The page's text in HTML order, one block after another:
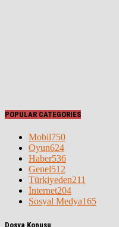
POPULAR CATEGORIES
Mobil750
Oyun624
Haber536
Genel512
Türkiyeden211
İnternet204
Sosyal Medya165
Dosya Konusu